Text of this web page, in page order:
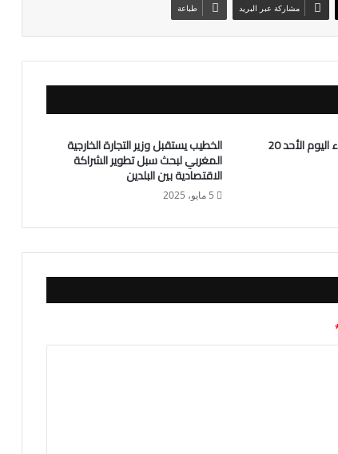
مشاركة عبر البريد طباعة
أسعار اللحوم الحمراء اليوم الأحد 20 الخطيب يستقبل وزير التجارة الخارجية
المغربي لبحث سبل تطوير الشراكة
الاقتصادية بين البلدين
5 مايو، 2025